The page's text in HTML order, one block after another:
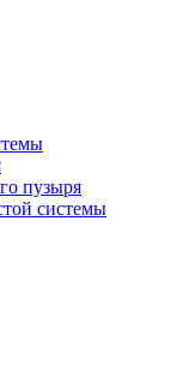
пузыря
системы